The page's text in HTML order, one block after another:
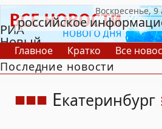
РИА
Новый
День
российское
Главное Кратко Все
В России
В мире
Последние новости
Екатеринбург